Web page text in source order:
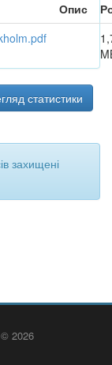
Опис
статистики
захищені
© 2026